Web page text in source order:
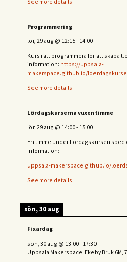
Programmering
lör, 29 aug @ 12:15- 14:00
Kurs i att programmera för att skapa
information: https://uppsala-
makerspace.github.io/
See more details
Lördagskurserna vuxentimme
lör, 29 aug @ 14:00- 15:00
En timme under Lördagskursen
information:
uppsala-makerspace.github.io/
See more details
sön, 30 aug
Fixardag
sön, 30 aug @ 13:00- 17:30
Uppsala Makerspace, Ekeby Bruk 6M,